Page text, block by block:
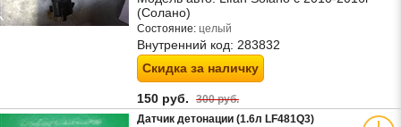
(Солано)
Состояние: целый
Внутренний код: 283832
Скидка за наличку
150 руб. 300 руб.
Датчик детонации (1.6л LF481Q3)